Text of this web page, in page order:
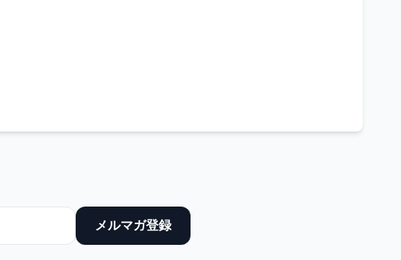
メルマガ登録